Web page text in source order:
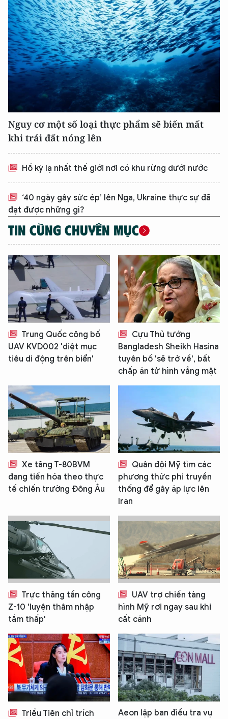
Nguy cơ một số loại thực phẩm sẽ biến mất
khi trái đất nóng lên
Hồ kỳ lạ nhất thế giới nơi có khu rừng dưới nước
‘40 ngày gây sức ép’ lên Nga, Ukraine thực sự đã
đạt được những gì?
TIN CÙNG CHUYÊN MỤC
Trung Quốc công bố
UAV KVD002 'diệt mục
tiêu di động trên biển'
Cựu Thủ tướng
Bangladesh Sheikh Hasina
tuyên bố 'sẽ trở về', bất
chấp án tử hình vắng mặt
Xe tăng T-80BVM
đang tiến hóa theo thực
tế chiến trường Đông Âu
Quân đội Mỹ tìm các
phương thức phi truyền
thống để gây áp lực lên
Iran
Trực thăng tấn công
Z-10 'luyện thâm nhập
tầm thấp'
UAV trợ chiến tàng
hình Mỹ rơi ngay sau khi
cất cánh
Triều Tiên chỉ trích
Aeon lập ban điều tra vụ
XIN CHÀO,
TÔI LÀ CHATBOT CỦA
Hãy hỏi tôi bất kỳ điều gì bạn cần biết về
An Ninh Thủ Đô nhé. Tôi sẵn sàng hỗ trợ!